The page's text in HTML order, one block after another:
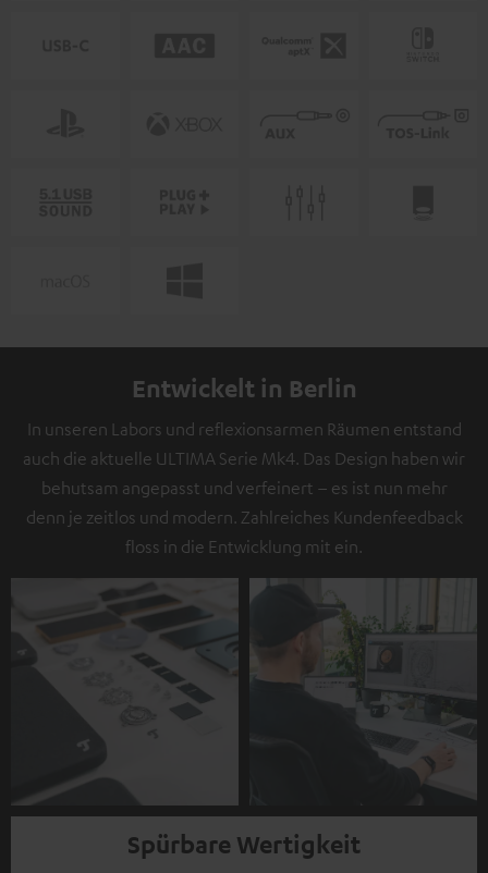
Entwickelt in Berlin
In unseren Labors und reflexionsarmen Räumen entstand
auch die aktuelle ULTIMA Serie Mk4. Das Design haben wir
behutsam angepasst und verfeinert – es ist nun mehr
denn je zeitlos und modern. Zahlreiches Kundenfeedback
floss in die Entwicklung mit ein.
Spürbare Wertigkeit